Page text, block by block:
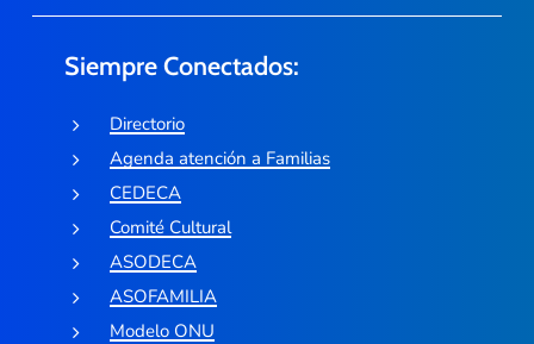
Siempre Conectados:
Directorio
Agenda atención a Familias
CEDECA
Comité Cultural
ASODECA
ASOFAMILIA
Modelo ONU